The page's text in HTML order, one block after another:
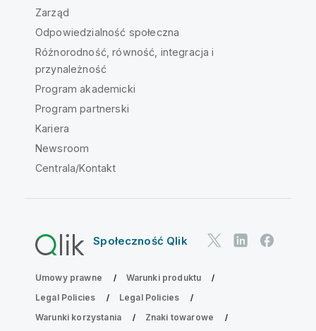
Zarząd
Odpowiedzialność społeczna
Różnorodność, równość, integracja i
przynależność
Program akademicki
Program partnerski
Kariera
Newsroom
Centrala/Kontakt
Społeczność Qlik
Umowy prawne
Warunki produktu
Legal Policies
Legal Policies
Warunki korzystania
Znaki towarowe